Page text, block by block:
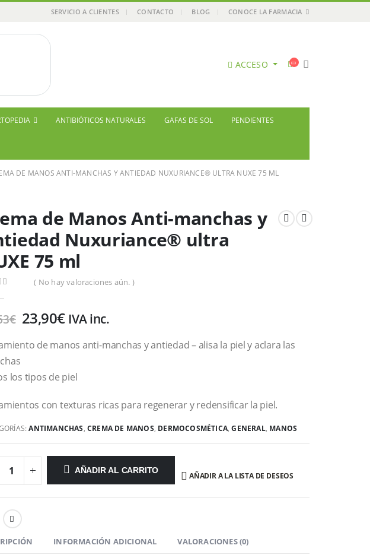
SERVICIO A CLIENTES CONTACTO BLOG CONOCE LA FARMACIA
ACCESO
ANTIBIÓTICOS NATURALES GAFAS DE SOL PENDIENTES
DE MANOS ANTI-MANCHAS Y ANTIEDAD NUXURIANCE® ULTRA NUXE 75 ML
de Manos Anti-manchas y
Nuxuriance® ultra
75 ml
( No hay valoraciones aún. )
€ 23,90€ IVA inc.
de manos anti-manchas y antiedad – alisa la piel y aclara las
los tipos de piel
con texturas ricas para regenerar y redensificar la piel.
ANTIMANCHAS,CREMA DE MANOS, DERMOCOSMÉTICA,GENERAL, MANOS
AÑADIR AL CARRITO
AÑADIR A LA LISTA DE DESEOS
INFORMACIÓN ADICIONAL VALORACIONES (0)